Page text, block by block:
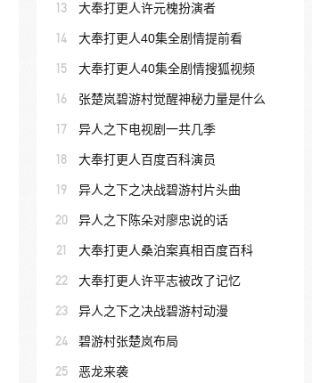
13 大奉打更人许元槐扮演者
14 大奉打更人40集全剧情提前看
15 大奉打更人40集全剧情搜狐视频
16 张楚岚碧游村觉醒神秘力量是什么
17 异人之下电视剧一共几季
18 大奉打更人百度百科演员
19 异人之下之决战碧游村片头曲
20 异人之下陈朵对廖忠说的话
21 大奉打更人桑泊案真相百度百科
22 大奉打更人许平志被改了记忆
23 异人之下之决战碧游村动漫
24 碧游村张楚岚布局
25 恶龙来袭